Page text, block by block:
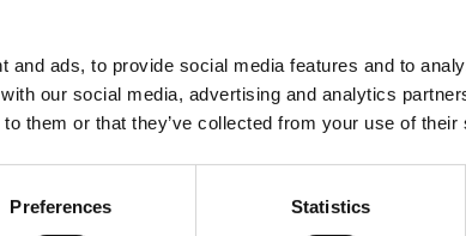
and ads, to provide social media features and to
our social media, advertising and analytics
them or that they’ve collected from your use of their
Preferences Statistics